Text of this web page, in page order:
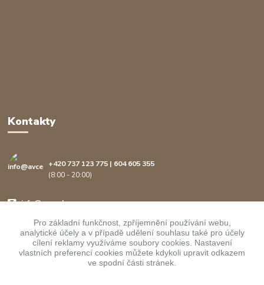
Kontakty
+420 737 123 775 | 604 605 355
(8:00 - 20:00)
info@avcenter.cz
Pro základní funkčnost, zpříjemnění používání webu,
analytické účely a v případě udělení souhlasu také pro účely
cílení reklamy využíváme soubory cookies. Nastavení
vlastních preferencí cookies můžete kdykoli upravit odkazem
ve spodní části stránek.